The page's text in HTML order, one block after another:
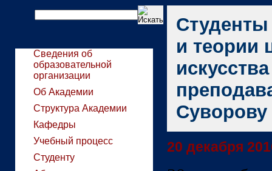
Сведения об
образовательной
организации
Об Академии
Структура Академии
Кафедры
Учебный процесс
Студенту
и теории
20 декабря